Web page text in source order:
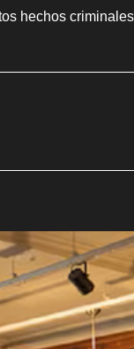
hechos